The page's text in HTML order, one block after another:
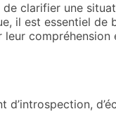
clarifier une
il est essentiel de